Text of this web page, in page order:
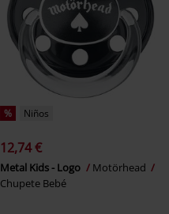
% Niños
12,74 €
Metal Kids - Logo
Motörhead
Chupete Bebé